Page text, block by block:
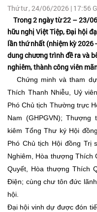
Thứ tư , 24/06/2026 | 17:56
Trong 2 ngày từ 22 – 23/
hữu nghị Việt Tiệp, Đại hội
lần thứ nhất (nhiệm kỳ 2026
dung chương trình đề ra và
nghiêm, thành công viên
Chứng minh và tham
Thích Thanh Nhiễu, Uỷ
Phó Chủ tịch Thường trực
Nam (GHPGVN);
kiêm Tổng Thư ký Hội
Phó Chủ tịch Hội đồng Trị
Nghiêm, Hòa thượng Thích
Quyết, Hòa thượng Thích
Điện; cùng chư tôn đức
hội.
Đại hội vinh dự được đón